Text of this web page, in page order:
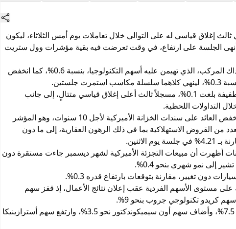
إغلاق قياسي له على التوالي خلال تعاملات يوم أمس الثلاثاء، ليكون
أنهى الجلسة على ارتفاع، في وقت تعرضت فيه بقية مؤشرات وول ستريت
في المقابل، تراجع مؤشر ناسداك المركب، الذي تهيمن عليه أسهم التكنولوجيا، بنسبة 0.6%، كما انخفض
أما داو جونز فقد ارتفع بنسبة طفيفة بلغت 0.1%، مسجلاً ثالث أعلى إغلاق قياسي متتالٍ، إلى جانب
التداولات اللحظية.
وعلى صعيد سوق السندات، انخفض العائد على سندات الخزانة الأميركية لأجل 10 سنوات، وهو المؤشر
من القروض الاستهلاكية بما في ذلك الرهون العقارية، إلى ما دون
أظهرت أن مبيعات التجزئة الأميركية لشهر ديسمبر جاءت مستقرة دون
إلى نمو شهري بنحو 0.4%.
دون تغيير، مقارنة بتوقعات بارتفاع قدره 0.3%.
مستوى الأسهم الفردية عقب إعلان نتائج الأعمال، إذ قفز سهم
بينما صعد سهم هاسبرو بنسبة 7.5%، وأضاف سهم أون سيميكوندكتور نحو 3.5%، وارتفع سهم أسترازينيكا